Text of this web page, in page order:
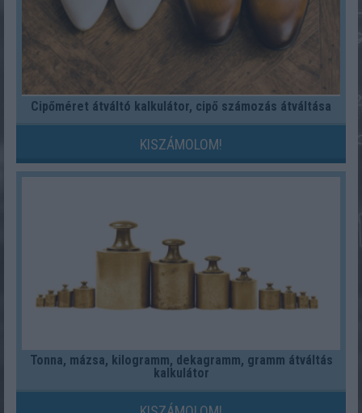
Cipőméret átváltó kalkulátor, cipő számozás átváltása
KISZÁMOLOM!
Tonna, mázsa, kilogramm, dekagramm, gramm átváltás
kalkulátor